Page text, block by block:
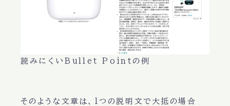
読みにくいBullet Pointの例
そのような文章は、1つの説明文で大抵の場合